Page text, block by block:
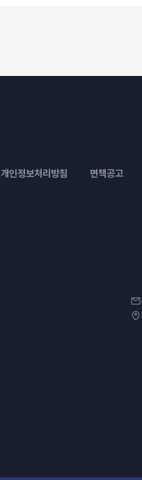
개인정보처리방침 면책공고